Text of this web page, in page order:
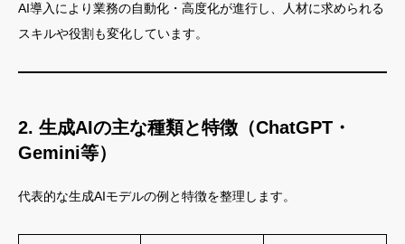
AI導入により業務の自動化・高度化が進行し、人材に求められる
スキルや役割も変化しています。
2. 生成AIの主な種類と特徴（ChatGPT・
Gemini等）
代表的な生成AIモデルの例と特徴を整理します。